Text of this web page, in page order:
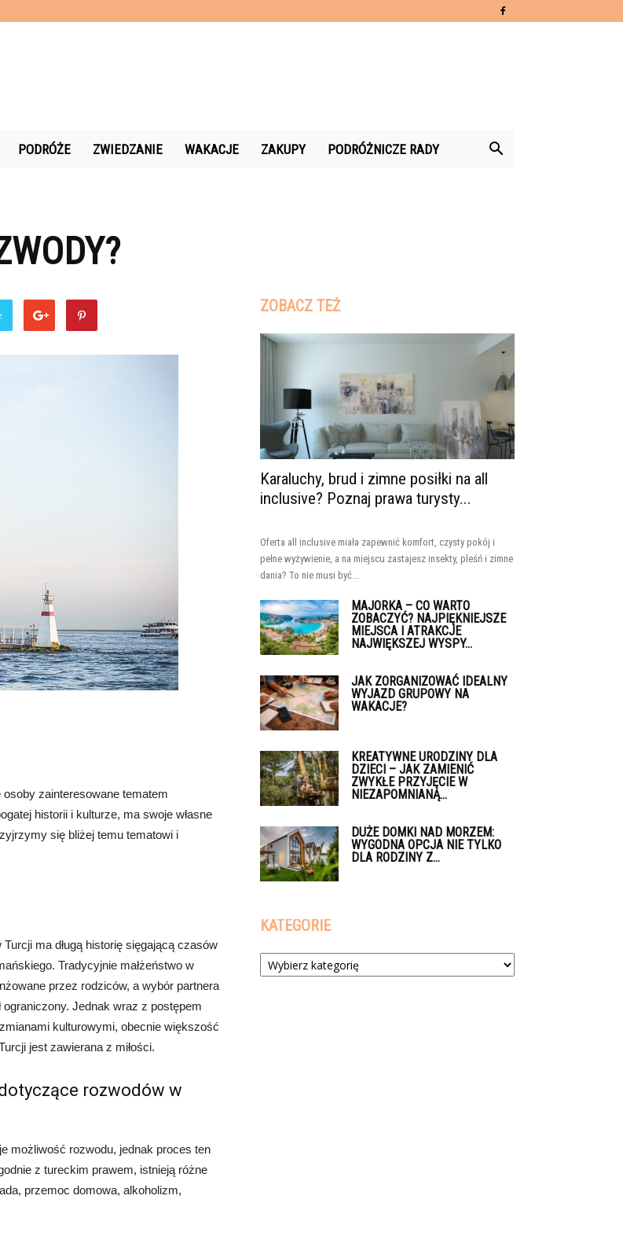
Czas-
PODRÓŻE ZWIEDZANIE WAKACJE ZAKUPY PODRÓŻNICZE RADY
zainteresowane tematem
historii i kulturze, ma swoje własne
się bliżej temu tematowi i
Turcji ma długą historię sięgającą czasów
Tradycyjnie małżeństwo w
przez rodziców, a wybór partnera
ograniczony. Jednak wraz z postępem
kulturowymi, obecnie większość
jest zawierana z miłości.
rozwodów w
możliwość rozwodu, jednak proces ten
z tureckim prawem, istnieją różne
przemoc domowa, alkoholizm,
ZOBACZ TEŻ
Karaluchy, brud i zimne posiłki na all
inclusive? Poznaj prawa turysty...
Oferta all inclusive miała zapewnić komfort, czysty pokój i
pełne wyżywienie, a na miejscu zastajesz insekty, pleśń i zimne
dania? To nie musi być...
MAJORKA – CO WARTO
ZOBACZYĆ? NAJPIĘKNIEJSZE
MIEJSCA I ATRAKCJE
NAJWIĘKSZEJ WYSPY...
JAK ZORGANIZOWAĆ IDEALNY
WYJAZD GRUPOWY NA
WAKACJE?
KREATYWNE URODZINY DLA
DZIECI – JAK ZAMIENIĆ
ZWYKŁE PRZYJĘCIE W
NIEZAPOMNIANĄ...
DUŻE DOMKI NAD MORZEM:
WYGODNA OPCJA NIE TYLKO
DLA RODZINY Z...
KATEGORIE
Kategorie